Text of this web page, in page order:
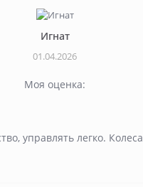
Игнат
01.04.2026
Моя оценка:
управлять легко. Колеса